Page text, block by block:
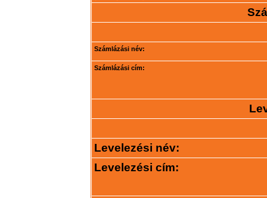
Számlázási név:
Számlázási cím:
Levelezési név:
Levelezési cím: